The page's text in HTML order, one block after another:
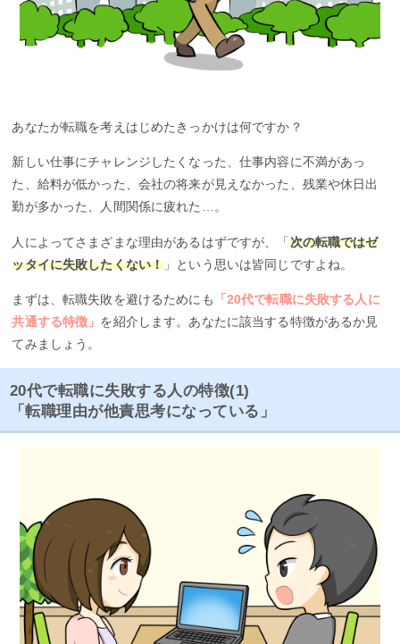
あなたが転職を考えはじめたきっかけは何ですか？
新しい仕事にチャレンジしたくなった、仕事内容に不満があっ
た、給料が低かった、会社の将来が見えなかった、残業や休日出
勤が多かった、人間関係に疲れた…。
人によってさまざまな理由があるはずですが、「次の転職ではゼ
ッタイに失敗したくない！ 」という思いは皆同じですよね。
まずは、転職失敗を避けるためにも
「20代で転職に失敗する人に
共通する特徴」 を紹介します。あなたに該当する特徴があるか見
てみましょう。
20代で転職に失敗する人の特徴(1)
「転職理由が他責思考になっている」